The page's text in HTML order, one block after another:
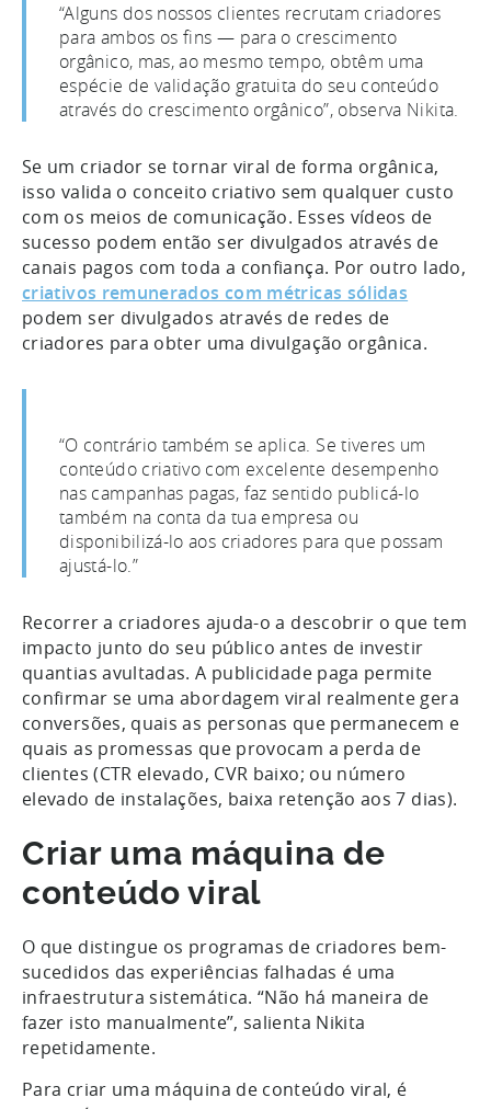
“Alguns dos nossos clientes recrutam criadores
para ambos os fins — para o crescimento
orgânico, mas, ao mesmo tempo, obtêm uma
espécie de validação gratuita do seu conteúdo
através do crescimento orgânico”, observa Nikita.
Se um criador se tornar viral de forma orgânica,
isso valida o conceito criativo sem qualquer custo
com os meios de comunicação. Esses vídeos de
sucesso podem então ser divulgados através de
canais pagos com toda a confiança. Por outro lado,
criativos remunerados com métricas sólidas
podem ser divulgados através de redes de
criadores para obter uma divulgação orgânica.
“O contrário também se aplica. Se tiveres um
conteúdo criativo com excelente desempenho
nas campanhas pagas, faz sentido publicá-lo
também na conta da tua empresa ou
disponibilizá-lo aos criadores para que possam
ajustá-lo.”
Recorrer a criadores ajuda-o a descobrir o que tem
impacto junto do seu público antes de investir
quantias avultadas. A publicidade paga permite
confirmar se uma abordagem viral realmente gera
conversões, quais as personas que permanecem e
quais as promessas que provocam a perda de
clientes (CTR elevado, CVR baixo; ou número
elevado de instalações, baixa retenção aos 7 dias).
Criar uma máquina de
conteúdo viral
O que distingue os programas de criadores bem-
sucedidos das experiências falhadas é uma
infraestrutura sistemática. “Não há maneira de
fazer isto manualmente”, salienta Nikita
repetidamente.
Para criar uma máquina de conteúdo viral, é